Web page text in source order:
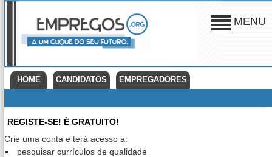
MENU
HOME CANDIDATOS EMPREGADORES
REGISTE-SE! É GRATUITO!
Crie uma conta e terá acesso a:
pesquisar currículos de qualidade